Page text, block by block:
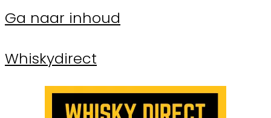
Ga naar inhoud
Whiskydirect